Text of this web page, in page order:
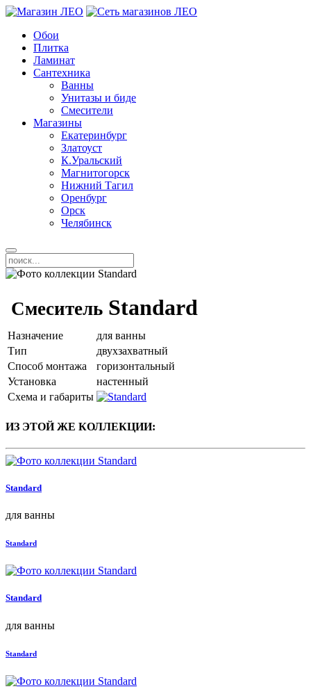
Обои
Плитка
Ламинат
Сантехника
Ванны
Унитазы и биде
Смесители
Магазины
Екатеринбург
Златоуст
К.Уральский
Магнитогорск
Нижний Тагил
Оренбург
Орск
Челябинск
Смеситель Standard
Назначение
для ванны
Тип
двухзахватный
Способ монтажа
горизонтальный
Установка
настенный
Схема и габариты
ИЗ ЭТОЙ ЖЕ КОЛЛЕКЦИИ:
Standard
для ванны
Standard
Standard
для ванны
Standard